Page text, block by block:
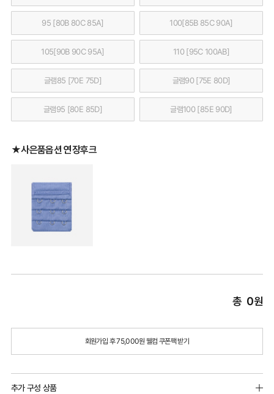
95 [80B 80C 85A] 100[85B 85C 90A]
105[90B 90C 95A] 110 [95C 100AB]
글램85 [70E 75D] 글램90 [75E 80D]
글램95 [80E 85D] 글램100 [85E 90D]
★사은품옵션 연장후크
총 0원
회원가입 후 75,000원 웰컴 쿠폰팩 받기
추가 구성 상품